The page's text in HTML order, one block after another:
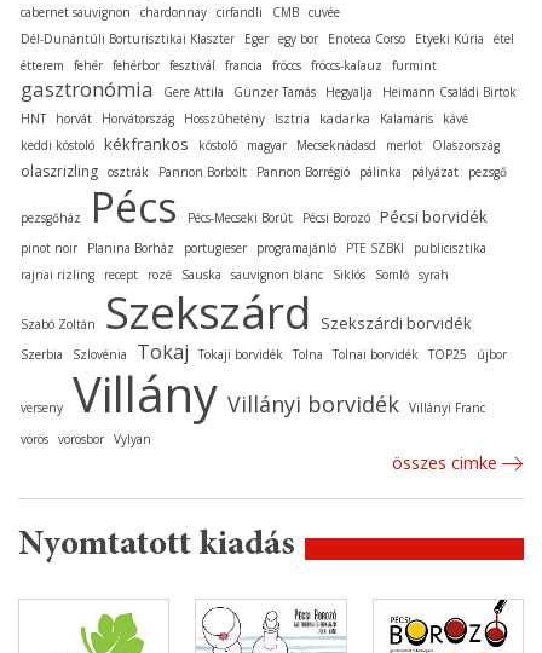
cabernet sauvignon chardonnay cirfandli CMB cuvée
Dél-Dunántúli Borturisztikai Klaszter
Eger egy bor Enoteca Corso Etyeki Kúria
étel
étterem
fehér fehérbor fesztivál francia fröccs fröccs-kalauz furmint
gasztronómia Gere Attila Günzer Tamás Hegyalja
Heimann Családi Birtok
HNT
horvát Horvátország Hosszúhetény Isztria kadarka Kalamáris
kávé
keddi kóstoló kékfrankos kóstoló magyar Mecseknádasd merlot Olaszország
olaszrizling osztrák Pannon Borbolt Pannon Borrégió pálinka pályázat pezsgő
pezsgőház Pécs Pécs-Mecseki Borút Pécsi Borozó Pécsi borvidék
pinot noir Planina Borház portugieser programajánló PTE SZBKI
publicisztika
rajnai rizling
recept rozé Sauska sauvignon blanc Siklós Somló syrah
Szabó Zoltán Szekszárd Szekszárdi borvidék
Szerbia Szlovénia Tokaj Tokaji borvidék Tolna Tolnai borvidék TOP25 újbor
verseny Villány Villányi borvidék Villányi Franc
vörös vörösbor Vylyan
összes cimke
Nyomtatott kiadás